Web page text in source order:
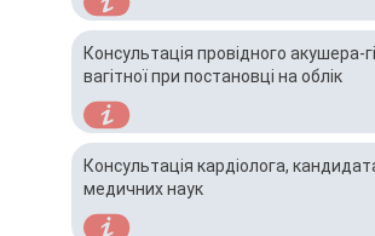
Консультація провідного акушера-
вагітної при постановці на облік
Консультація кардіолога,
медичних наук